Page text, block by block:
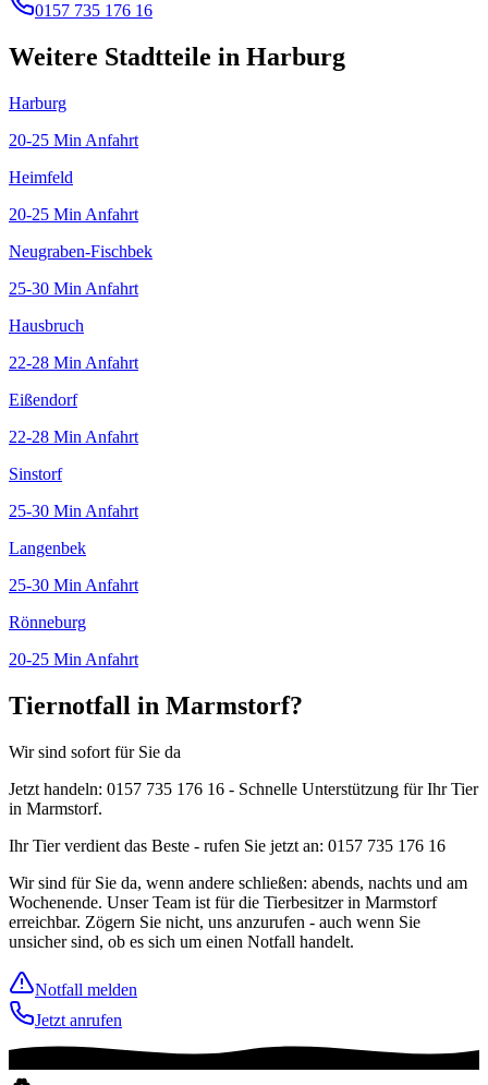
0157 735 176 16
Weitere Stadtteile in Harburg
Harburg
20-25 Min Anfahrt
Heimfeld
20-25 Min Anfahrt
Neugraben-Fischbek
25-30 Min Anfahrt
Hausbruch
22-28 Min Anfahrt
Eißendorf
22-28 Min Anfahrt
Sinstorf
25-30 Min Anfahrt
Langenbek
25-30 Min Anfahrt
Rönneburg
20-25 Min Anfahrt
Tiernotfall in Marmstorf?
Wir sind sofort für Sie da
Jetzt handeln: 0157 735 176 16 - Schnelle Unterstützung für Ihr Tier
in Marmstorf.
Ihr Tier verdient das Beste - rufen Sie jetzt an: 0157 735 176 16
Wir sind für Sie da, wenn andere schließen: abends, nachts und am
Wochenende. Unser Team ist für die Tierbesitzer in Marmstorf
erreichbar. Zögern Sie nicht, uns anzurufen - auch wenn Sie
unsicher sind, ob es sich um einen Notfall handelt.
Notfall melden
Jetzt anrufen